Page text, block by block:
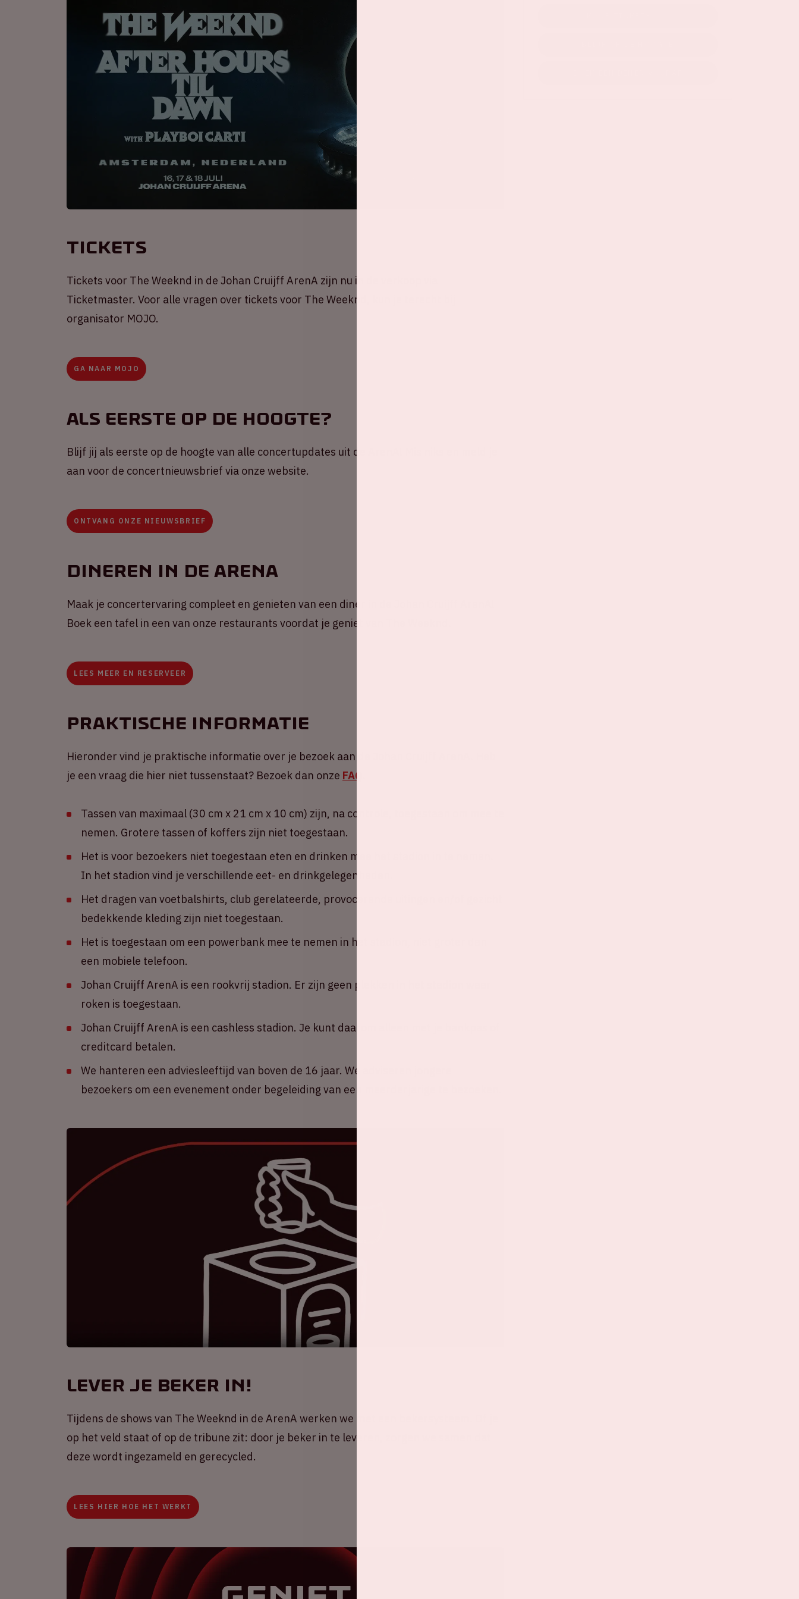
Tickets
Tickets voor The Weeknd in de Johan Cruijff ArenA zijn nu in de verkoop via
Ticketmaster. Voor alle vragen over tickets voor The Weeknd, kun je terecht bij
organisator MOJO.
GA NAAR MOJO
Als eerste op de hoogte?
Blijf jij als eerste op de hoogte van alle concertupdates uit de ArenA! Mis niks en meld je
aan voor de concertnieuwsbrief via onze website.
ONTVANG ONZE NIEUWSBRIEF
Dineren in de ArenA
Maak je concertervaring compleet en genieten van een diner in de Johan Cruijff ArenA!
Boek een tafel in een van onze restaurants voordat je geniet van The Weeknd.
LEES MEER EN RESERVEER
Praktische informatie
Hieronder vind je praktische informatie over je bezoek aan de Johan Cruijff ArenA. Heb
je een vraag die hier niet tussenstaat? Bezoek dan onze FAQ
Tassen van maximaal (30 cm x 21 cm x 10 cm) zijn, na controle, toegestaan om mee te
nemen. Grotere tassen of koffers zijn niet toegestaan.
Het is voor bezoekers niet toegestaan eten en drinken mee het stadion in te nemen.
In het stadion vind je verschillende eet- en drinkgelegenheden.
Het dragen van voetbalshirts, club gerelateerde, provocerende uitingen en/of gezicht
bedekkende kleding zijn niet toegestaan.
Het is toegestaan om een powerbank mee te nemen in het stadion, niet groter dan
een mobiele telefoon.
Johan Cruijff ArenA is een rookvrij stadion. Er zijn geen plekken in het stadion waar
roken is toegestaan.
Johan Cruijff ArenA is een cashless stadion. Je kunt daarom alleen met je bankpas of
creditcard betalen.
We hanteren een adviesleeftijd van boven de 16 jaar. We adviseren jongere
bezoekers om een evenement onder begeleiding van een meerderjarige te bezoeken.
Lever je beker in!
Tijdens de shows van The Weeknd in de ArenA werken we met een bekersysteem. Of je
op het veld staat of op de tribune zit: door je beker in te leveren, zorgen we samen dat
deze wordt ingezameld en gerecycled.
LEES HIER HOE HET WERKT